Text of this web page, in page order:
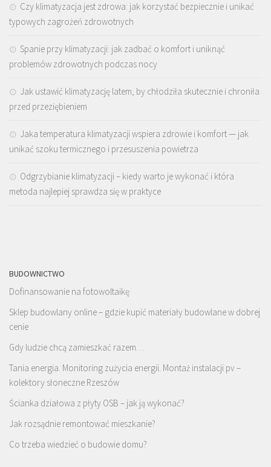
Czy klimatyzacja jest zdrowa: jak korzystać bezpiecznie i unikać
typowych zagrożeń zdrowotnych
Spanie przy klimatyzacji: jak zadbać o komfort i uniknąć
problemów zdrowotnych podczas nocy
Jak ustawić klimatyzację latem, by chłodziła skutecznie i chroniła
przed przeziębieniem
Jaka temperatura klimatyzacji wspiera zdrowie i komfort — jak
unikać szoku termicznego i przesuszenia powietrza
Odgrzybianie klimatyzacji – kiedy warto je wykonać i która
metoda najlepiej sprawdza się w praktyce
BUDOWNICTWO
Dofinansowanie na fotowoltaikę
Sklep budowlany online – gdzie kupić materiały budowlane w dobrej
cenie
Gdy ludzie chcą zamieszkać razem…
Tania energia. Monitoring zużycia energii. Montaż instalacji pv –
kolektory słoneczne Rzeszów
Ścianka działowa z płyty OSB – jak ją wykonać?
Jak rozsądnie remontować mieszkanie?
Co trzeba wiedzieć o budowie domu?